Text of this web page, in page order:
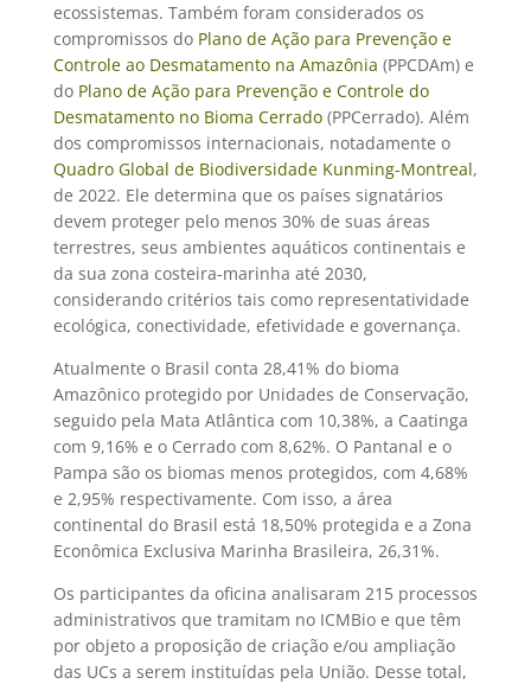
ecossistemas. Também foram considerados os
compromissos do Plano de Ação para Prevenção e
Controle ao Desmatamento na Amazônia (PPCDAm) e
do Plano de Ação para Prevenção e Controle do
Desmatamento no Bioma Cerrado(PPCerrado). Além
dos compromissos internacionais, notadamente o
Quadro Global de Biodiversidade Kunming-Montreal,
de 2022. Ele determina que os países signatários
devem proteger pelo menos 30% de suas áreas
terrestres, seus ambientes aquáticos continentais e
da sua zona costeira-marinha até 2030,
considerando critérios tais como representatividade
ecológica, conectividade, efetividade e governança.
Atualmente o Brasil conta 28,41% do bioma
Amazônico protegido por Unidades de Conservação,
seguido pela Mata Atlântica com 10,38%, a Caatinga
com 9,16% e o Cerrado com 8,62%. O Pantanal e o
Pampa são os biomas menos protegidos, com 4,68%
e 2,95% respectivamente. Com isso, a área
continental do Brasil está 18,50% protegida e a Zona
Econômica Exclusiva Marinha Brasileira, 26,31%.
Os participantes da oficina analisaram 215 processos
administrativos que tramitam no ICMBio e que têm
por objeto a proposição de criação e/ou ampliação
das UCs a serem instituídas pela União. Desse total,